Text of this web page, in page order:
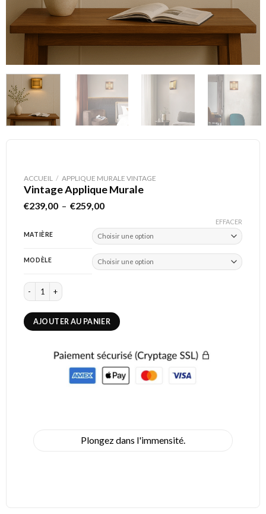
ACCUEIL / APPLIQUE MURALE VINTAGE
Vintage Applique Murale
€239,00 – €259,00Plage
€239,00
à
€259,00
MATIÈRE
MODÈLE
EFFACER
quantité de Vintage Applique Murale
AJOUTER AU PANIER
Plongez dans l'immensité.